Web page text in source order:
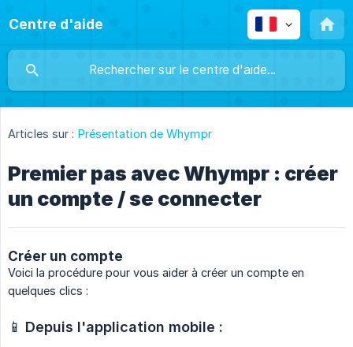
Centre d'aide
Articles sur : Présentation de Whympr
Premier pas avec Whympr : créer
un compte / se connecter
Créer un compte
Voici la procédure pour vous aider à créer un compte en
quelques clics :
📱 Depuis l'application mobile :